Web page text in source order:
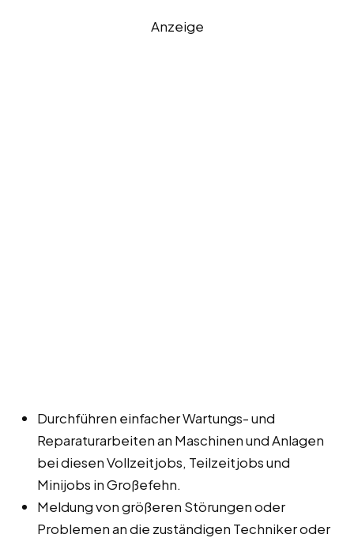
Anzeige
Durchführen einfacher Wartungs- und
Reparaturarbeiten an Maschinen und Anlagen
bei diesen Vollzeitjobs, Teilzeitjobs und
Minijobs in Großefehn.
Meldung von größeren Störungen oder
Problemen an die zuständigen Techniker oder